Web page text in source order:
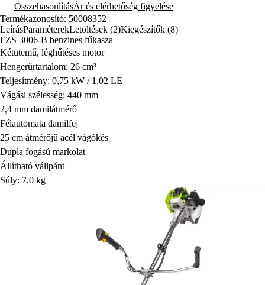
ÖsszehasonlításÁr és elérhetőség figyelése
Termékazonosító: 50008352
LeírásParaméterekLetöltések (2)Kiegészítők (8)
FZS 3006-B benzines fűkasza
Kétütemű, léghűtéses motor
Hengerűrtartalom: 26 cm³
Teljesítmény: 0,75 kW / 1,02 LE
Vágási szélesség: 440 mm
2,4 mm damilátmérő
Félautomata damilfej
25 cm átmérőjű acél vágókés
Dupla fogású markolat
Állítható vállpánt
Súly: 7,0 kg